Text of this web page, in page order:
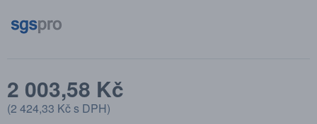
2 003,58 Kč
(2 424,33 Kčs DPH)